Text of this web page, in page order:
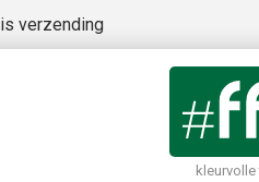
verzending